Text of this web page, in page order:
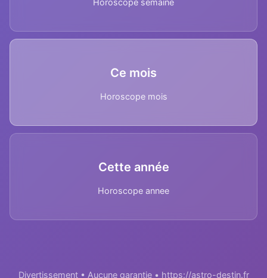
Horoscope semaine
Ce mois
Horoscope mois
Cette année
Horoscope annee
Divertissement • Aucune garantie • https://astro-destin.fr